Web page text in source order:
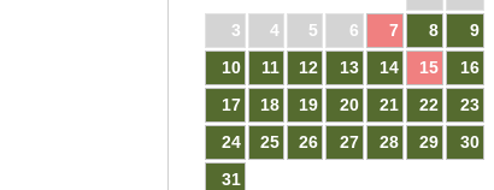
3
4 5 6 7 8
9
10
11 12 13 14 15
16
17
18 19 20 21 22
23
24
25 26 27 28 29
30
31